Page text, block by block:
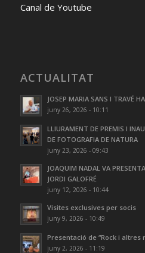
Canal de Youtube
ACTUALITAT
JOSEP MARIA SANS I TRAVÉ
juny 26, 2026 - 10:11
LLIURAMENT DE PREMIS I
DE FOTOGRAFIA DE NATURA
juny 23, 2026 - 09:43
JOAQUIM NADAL VA
JORDI GALOFRÉ
juny 12, 2026 - 10:44
Visites exclusives per socis
juny 9, 2026 - 10:49
Presentació de “Rock i altres
juny 2, 2026 - 11:19